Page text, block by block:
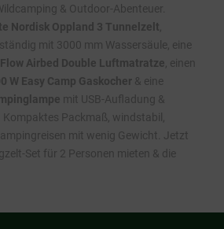
& Outdoor-Abenteuer.
Nordisk Oppland 3 Tunnelzelt,
mit 3000 mm Wassersäule, eine
Airbed Double Luftmatratze, einen
W Easy Camp Gaskocher & eine
mit USB-Aufladung &
Packmaß, windstabil,
mit wenig Gewicht. Jetzt
Set für 2 Personen mieten & die